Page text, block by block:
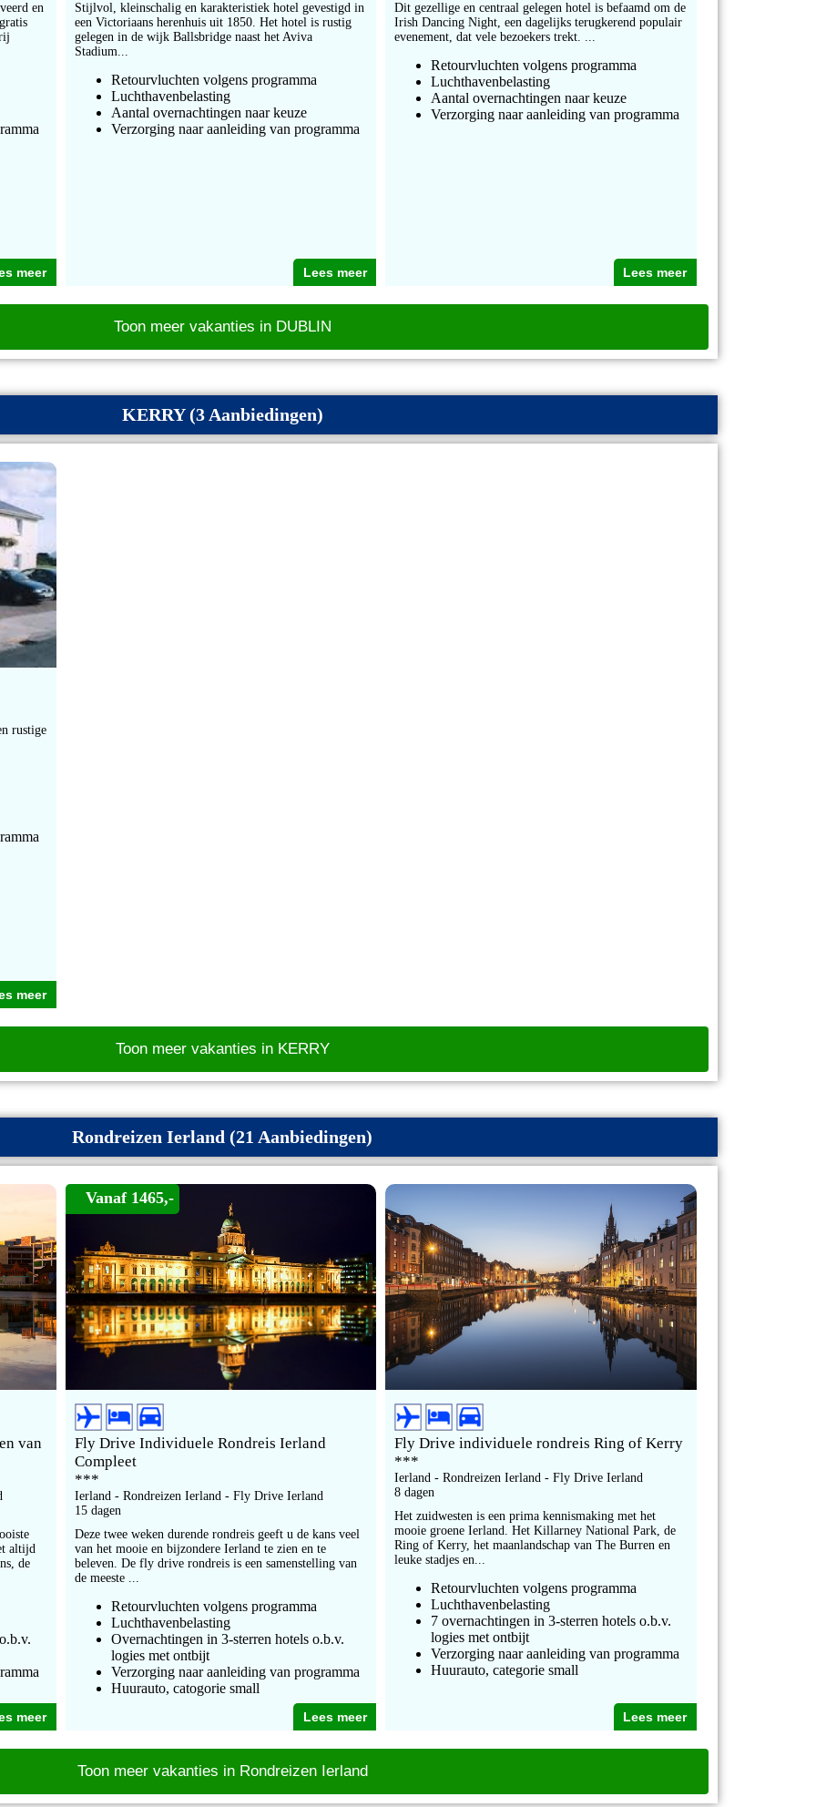
en
meer
Stijlvol, kleinschalig en karakteristiek hotel gevestigd in
een Victoriaans herenhuis uit 1850. Het hotel is rustig
gelegen in de wijk Ballsbridge naast het Aviva
Stadium...
Retourvluchten volgens programma
Luchthavenbelasting
Aantal overnachtingen naar keuze
Verzorging naar aanleiding van programma
Lees meer
Dit gezellige en centraal gelegen hotel is befaamd om de
Irish Dancing Night, een dagelijks terugkerend populair
evenement, dat vele bezoekers trekt. ...
Retourvluchten volgens programma
Luchthavenbelasting
Aantal overnachtingen naar keuze
Verzorging naar aanleiding van programma
Lees meer
Toon meer vakanties in DUBLIN
KERRY (3 Aanbiedingen)
rustige
meer
Toon meer vakanties in KERRY
Rondreizen Ierland (21 Aanbiedingen)
van
altijd
de
meer
Vanaf 1465,-
Fly Drive Individuele Rondreis Ierland
Compleet
***
Ierland - Rondreizen Ierland - Fly Drive Ierland
15 dagen
Deze twee weken durende rondreis geeft u de kans veel
van het mooie en bijzondere Ierland te zien en te
beleven. De fly drive rondreis is een samenstelling van
de meeste ...
Retourvluchten volgens programma
Luchthavenbelasting
Overnachtingen in 3-sterren hotels o.b.v.
logies met ontbijt
Verzorging naar aanleiding van programma
Huurauto, catogorie small
Lees meer
Fly Drive individuele rondreis Ring of Kerry
***
Ierland - Rondreizen Ierland - Fly Drive Ierland
8 dagen
Het zuidwesten is een prima kennismaking met het
mooie groene Ierland. Het Killarney National Park, de
Ring of Kerry, het maanlandschap van The Burren en
leuke stadjes en...
Retourvluchten volgens programma
Luchthavenbelasting
7 overnachtingen in 3-sterren hotels o.b.v.
logies met ontbijt
Verzorging naar aanleiding van programma
Huurauto, categorie small
Lees meer
Toon meer vakanties in Rondreizen Ierland